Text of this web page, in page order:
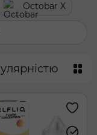
Octobar X
7 Years